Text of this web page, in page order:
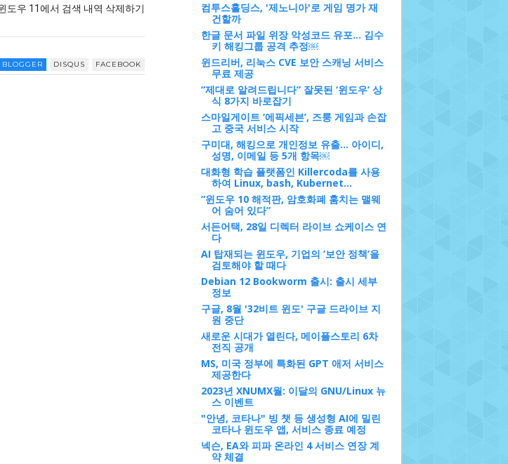
도우 11에서 검색 내역 삭제하기
BLOGGER DISQUS FACEBOOK
컴투스홀딩스, '제노니아'로 게임 명가 재
건할까
한글 문서 파일 위장 악성코드 유포... 김수
키 해킹그룹 공격 추정￼
윈드리버, 리눅스 CVE 보안 스캐닝 서비스
무료 제공
“제대로 알려드립니다” 잘못된 ‘윈도우’ 상
식 8가지 바로잡기
스마일게이트 ‘에픽세븐’, 즈룽 게임과 손잡
고 중국 서비스 시작
구미대, 해킹으로 개인정보 유출... 아이디,
성명, 이메일 등 5개 항목￼
대화형 학습 플랫폼인 Killercoda를 사용
하여 Linux, bash, Kubernet...
“윈도우 10 해적판, 암호화폐 훔치는 맬웨
어 숨어 있다”
서든어택, 28일 디렉터 라이브 쇼케이스 연
다
AI 탑재되는 윈도우, 기업의 ‘보안 정책’을
검토해야 할 때다
Debian 12 Bookworm 출시: 출시 세부
정보
구글, 8월 '32비트 윈도' 구글 드라이브 지
원 중단
새로운 시대가 열린다, 메이플스토리 6차
전직 공개
MS, 미국 정부에 특화된 GPT 애저 서비스
제공한다
2023년 XNUMX월: 이달의 GNU/Linux 뉴
스 이벤트
"안녕, 코타나" 빙 챗 등 생성형 AI에 밀린
코타나 윈도우 앱, 서비스 종료 예정
넥슨, EA와 피파 온라인 4 서비스 연장 계
약 체결